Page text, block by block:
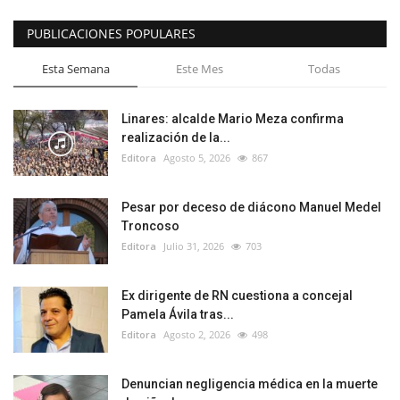
PUBLICACIONES POPULARES
Esta Semana Este Mes Todas
Linares: alcalde Mario Meza confirma
realización de la...
Editora Agosto 5, 2026 867
Pesar por deceso de diácono Manuel Medel
Troncoso
Editora Julio 31, 2026 703
Ex dirigente de RN cuestiona a concejal
Pamela Ávila tras...
Editora Agosto 2, 2026 498
Denuncian negligencia médica en la muerte